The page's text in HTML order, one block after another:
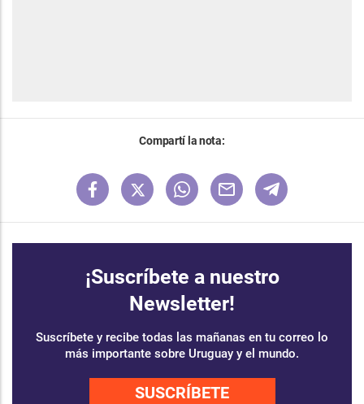
Compartí la nota:
¡Suscríbete a nuestro
Newsletter!
Suscríbete y recibe todas las mañanas en tu correo lo
más importante sobre Uruguay y el mundo.
SUSCRÍBETE